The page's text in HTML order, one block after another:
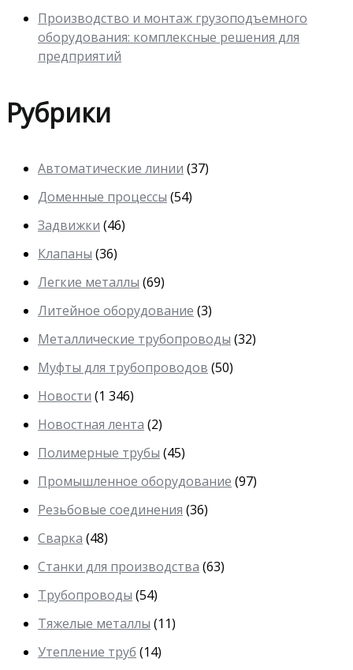
Производство и монтаж грузоподъемного
оборудования: комплексные решения для
предприятий
Рубрики
Автоматические линии (37)
Доменные процессы (54)
Задвижки (46)
Клапаны (36)
Легкие металлы (69)
Литейное оборудование (3)
Металлические трубопроводы (32)
Муфты для трубопроводов (50)
Новости (1 346)
Новостная лента (2)
Полимерные трубы (45)
Промышленное оборудование (97)
Резьбовые соединения (36)
Сварка (48)
Станки для производства (63)
Трубопроводы (54)
Тяжелые металлы (11)
Утепление труб (14)